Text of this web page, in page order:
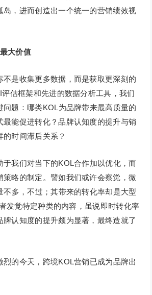
岛，进而创造出一个统一的营销绩效视
大价值
不是收集更多数据，而是获取更深刻的
估框架和先进的数据分析工具，我们
问题：哪类KOL为品牌带来最高质量的
最能促进转化？品牌认知度的提升与销
时间滞后关系？
于我们对当下的KOL合作加以优化，而
策略的制定。譬如我们或许会察觉，微
不多，不过；其带来的转化率却是大型
发觉特定种类的内容，虽说即时转化率
牌认知度的提升颇为显著，最终造就了
烈的今天，跨境KOL营销已成为品牌出